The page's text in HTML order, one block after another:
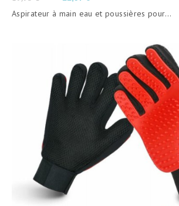
de
base
Aspirateur à main eau et poussières pour...